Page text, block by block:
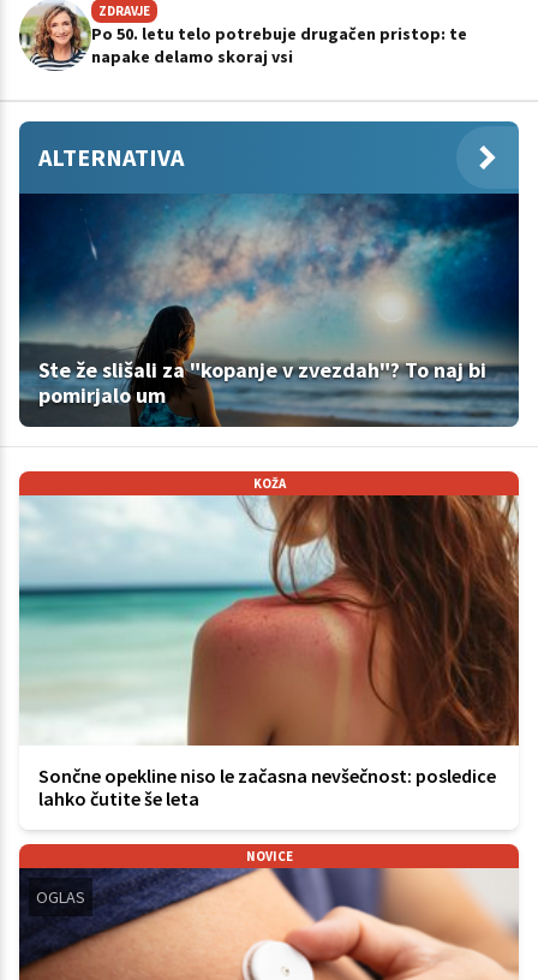
ZDRAVJE
Po 50. letu telo potrebuje drugačen pristop: te
napake delamo skoraj vsi
ALTERNATIVA
Ste že slišali za "kopanje v zvezdah"? To naj bi
pomirjalo um
KOŽA
Sončne opekline niso le začasna nevšečnost: posledice
lahko čutite še leta
NOVICE
OGLAS